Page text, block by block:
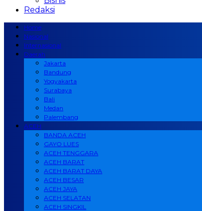
Redaksi
Home
Nasional
Internasional
Daerah
Jakarta
Bandung
Yogyakarta
Surabaya
Bali
Medan
Palembang
ACEH
BANDA ACEH
GAYO LUES
ACEH TENGGARA
ACEH BARAT
ACEH BARAT DAYA
ACEH BESAR
ACEH JAYA
ACEH SELATAN
ACEH SINGKIL